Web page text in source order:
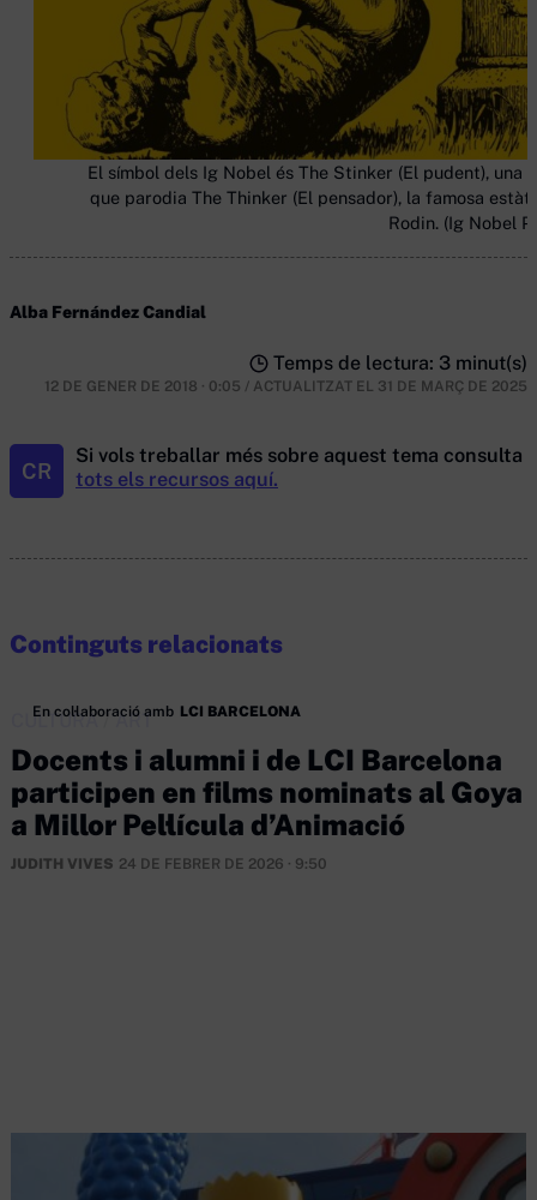
El símbol dels Ig Nobel és The Stinker (El pudent), una
que parodia The Thinker (El pensador), la famosa
Rodin. (Ig Nobel
Alba Fernández Candial
Temps de lectura: 3 minut(s)
12 DE GENER DE 2018 · 0:05 / ACTUALITZAT EL 31 DE MARÇ DE 2025
CR
Si vols treballar més sobre aquest tema consulta
tots els recursos aquí.
Continguts relacionats
En col·laboració amb LCI BARCELONA
CULTURA/ART
Docents i alumni i de LCI Barcelona
participen en films nominats al Goya
a Millor Pel·lícula d’Animació
JUDITH VIVES 24 DE FEBRER DE 2026 · 9:50